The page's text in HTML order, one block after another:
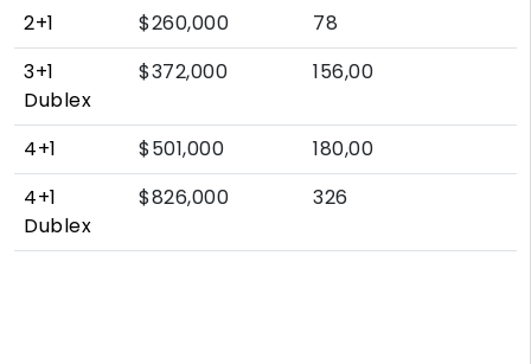
2+1 $260,000
78
3+1
Dublex
$372,000 156,00
4+1 $501,000
180,00
4+1
Dublex
$826,000 326